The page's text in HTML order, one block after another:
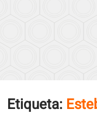
Etiqueta: